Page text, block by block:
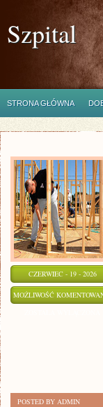
Szpital
STRONA GŁÓWNA
CZERWIEC - 19 - 2026
MOŻLIWOŚĆ
POSTED BY ADMIN